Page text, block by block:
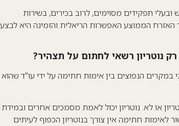
תפקידים מסוימים, לרוב בכירים, בשירות
הממוצע האפשרות הריאלית והזמינה היא לבצע
נוטריון רשאי לחתום על תצהיר?
במקרים הנפוצים בין אימות חתימה על ידי עו"ד שהוא
או לא. נוטריון יכול לאמת מסמכים אחרים ובמידת
לאימות חתימה אין צורך בנוטריון הכפוף לעיתים